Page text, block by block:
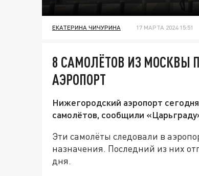
ЕКАТЕРИНА ЧИЧУРИНА 17 МАРТА 2024 15:51
8 САМОЛЁТОВ ИЗ МОСКВЫ
АЭРОПОРТ
Нижегородский аэропорт
самолётов, сообщили
Эти самолёты следовали в
назначения. Последний из них
дня.